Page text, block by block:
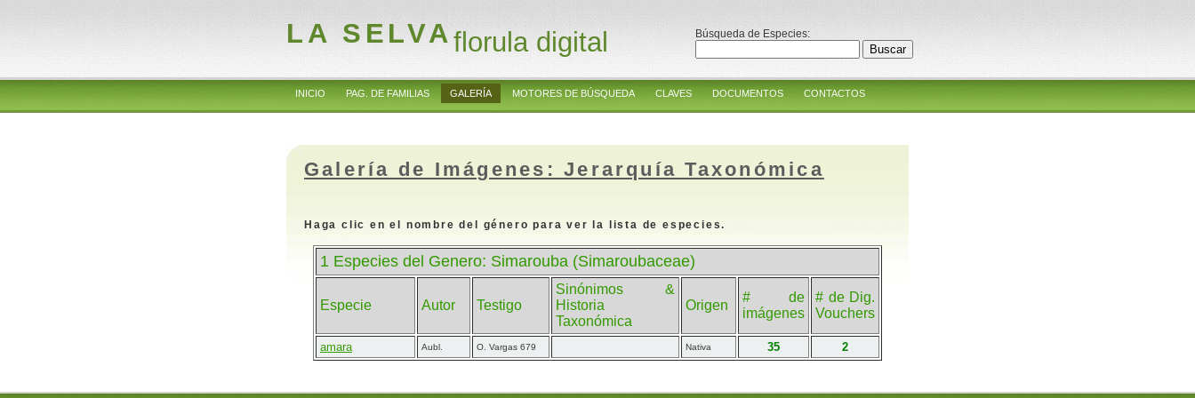
LA SELVAflorula digital Búsqueda de Especies:
INICIO PAG. DE FAMILIAS GALERÍA MOTORES DE BÚSQUEDA CLAVES DOCUMENTOS CONTACTOS
Galería de Imágenes: Jerarquía Taxonómica
Haga clic en el nombre del género para ver la lista de especies.
1 Especies del Genero: Simarouba (Simaroubaceae)
Especie Autor Testigo
Sinónimos &
Historia
Taxonómica
Origen
# de
imágenes
# de Dig.
Vouchers
amara Aubl. O. Vargas 679 Nativa 35 2